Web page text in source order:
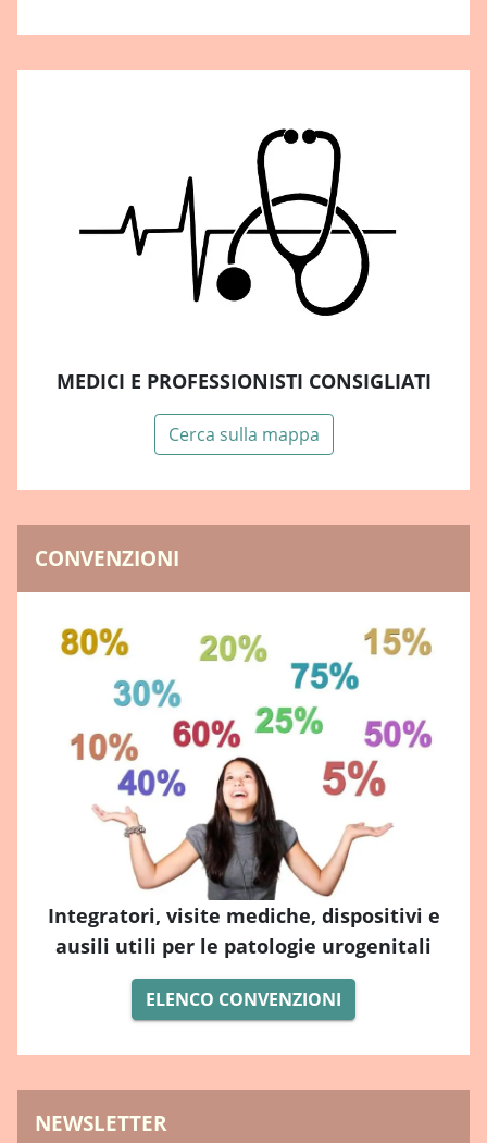
MEDICI E PROFESSIONISTI CONSIGLIATI
Cerca sulla mappa
CONVENZIONI
Integratori, visite mediche, dispositivi e
ausili utili per le patologie urogenitali
ELENCO CONVENZIONI
NEWSLETTER